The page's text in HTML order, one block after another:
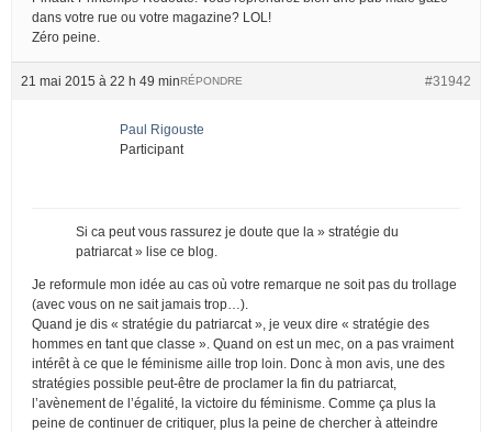
dans votre rue ou votre magazine? LOL!
Zéro peine.
21 mai 2015 à 22 h 49 min #31942
RÉPONDRE
Paul Rigouste
Participant
Si ca peut vous rassurez je doute que la » stratégie du
patriarcat » lise ce blog.
Je reformule mon idée au cas où votre remarque ne soit pas du trollage
(avec vous on ne sait jamais trop…).
Quand je dis « stratégie du patriarcat », je veux dire « stratégie des
hommes en tant que classe ». Quand on est un mec, on a pas vraiment
intérêt à ce que le féminisme aille trop loin. Donc à mon avis, une des
stratégies possible peut-être de proclamer la fin du patriarcat,
l’avènement de l’égalité, la victoire du féminisme. Comme ça plus la
peine de continuer de critiquer, plus la peine de chercher à atteindre